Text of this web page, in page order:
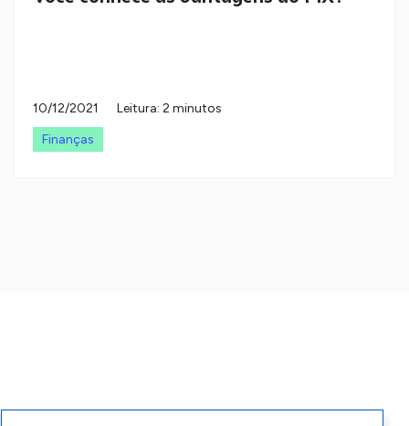
10/12/2021
Leitura: 2 minutos
Finanças